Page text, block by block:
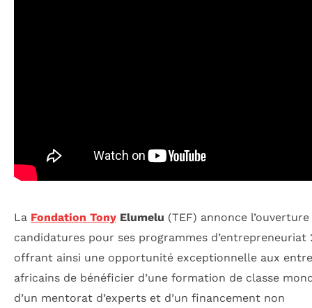
La Fondation Tony Elumelu (TEF) annonce l’ouverture
candidatures pour ses programmes d’entrepreneuriat
offrant ainsi une opportunité exceptionnelle aux
africains de bénéficier d’une formation de classe
d’un mentorat d’experts et d’un financement non